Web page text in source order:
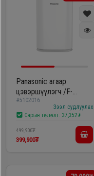
Panasonic агаар
цэвэршүүлэгч /F-
FXP30C/
#5102016
Зээл судлуулах
Сарын төлөлт: 37,352₮
499,900₮
399,900₮